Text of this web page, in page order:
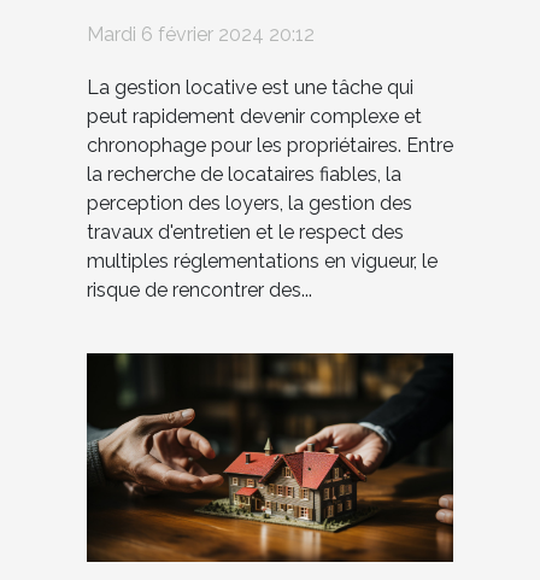
propriétaires contre les
risques financiers
Mardi 6 février 2024 20:12
La gestion locative est une tâche qui
peut rapidement devenir complexe et
chronophage pour les propriétaires. Entre
la recherche de locataires fiables, la
perception des loyers, la gestion des
travaux d'entretien et le respect des
multiples réglementations en vigueur, le
risque de rencontrer des...